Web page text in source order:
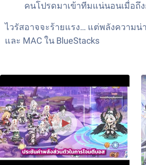
คนโปรดมาเข้าทีมแน่นอนเมื่อถึ
ไวรัสอาจจะร้ายแรง… แต่พลังความน่
และ MAC ใน BlueStacks